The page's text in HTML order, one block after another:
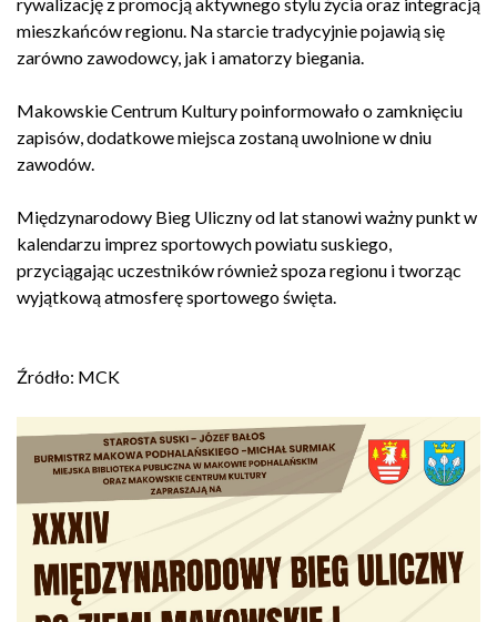
mieszkańców regionu. Na starcie tradycyjnie pojawią się
zarówno zawodowcy, jak i amatorzy biegania.
Makowskie Centrum Kultury poinformowało o zamknięciu
zapisów, dodatkowe miejsca zostaną uwolnione w dniu
zawodów.
Międzynarodowy Bieg Uliczny od lat stanowi ważny punkt w
kalendarzu imprez sportowych powiatu suskiego,
przyciągając uczestników również spoza regionu i tworząc
wyjątkową atmosferę sportowego święta.
Źródło: MCK